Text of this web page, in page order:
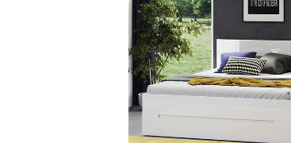
Voodi Selene